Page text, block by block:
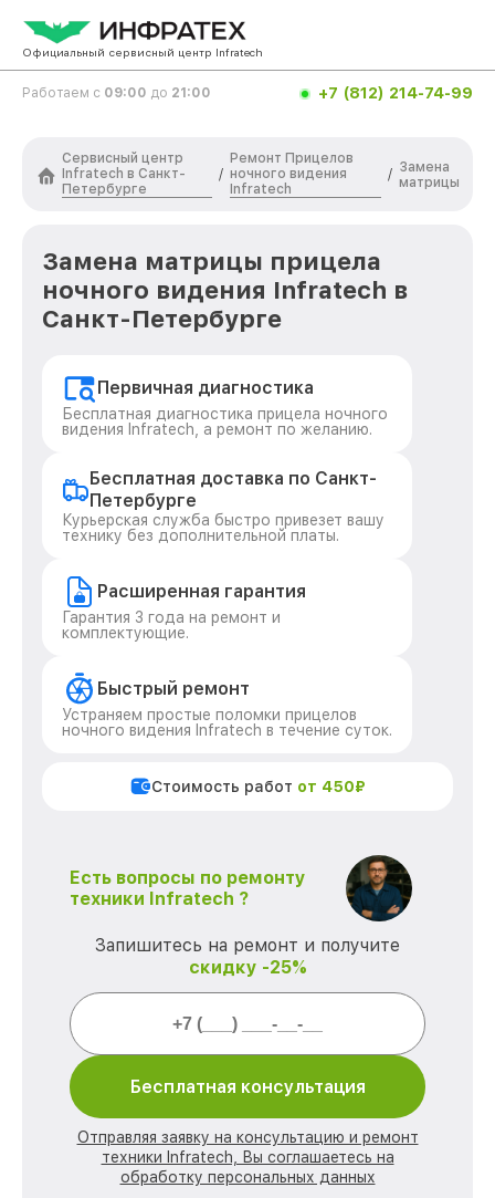
Официальный сервисный центр Infratech
Работаем с 09:00 до 21:00 +7 (812) 214-74-99
Сервисный центр
Infratech в Санкт-
Петербурге
/
Ремонт Прицелов
ночного видения
Infratech
/ Замена
матрицы
Замена матрицы прицела
ночного видения Infratech в
Санкт-Петербурге
Первичная диагностика
Бесплатная диагностика прицела ночного
видения Infratech, а ремонт по желанию.
Бесплатная доставка по Санкт-
Петербурге
Курьерская служба быстро привезет вашу
технику без дополнительной платы.
Расширенная гарантия
Гарантия 3 года на ремонт и
комплектующие.
Быстрый ремонт
Устраняем простые поломки прицелов
ночного видения Infratech в течение суток.
Стоимость работ от 450₽
Есть вопросы по ремонту
техники Infratech ?
Запишитесь на ремонт и получите
скидку -25%
Бесплатная консультация
Отправляя заявку на консультацию и ремонт
техники Infratech, Вы соглашаетесь на
обработку персональных данных